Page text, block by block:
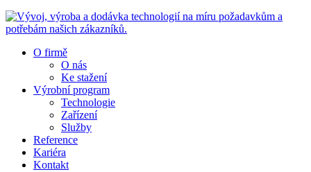
O firmě
O nás
Ke stažení
Výrobní program
Technologie
Zařízení
Služby
Reference
Kariéra
Kontakt